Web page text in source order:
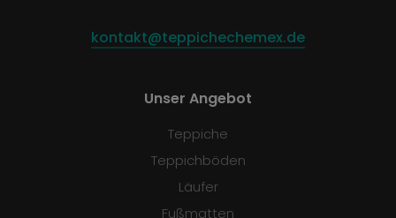
kontakt@teppichechemex.de
Unser Angebot
Teppiche
Teppichböden
Läufer
Fußmatten